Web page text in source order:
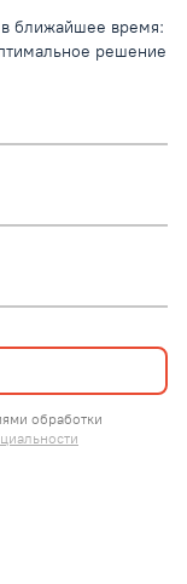
в ближайшее время:
решение
обработки